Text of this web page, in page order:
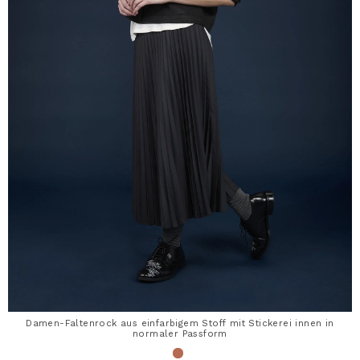
Damen-Faltenrock aus einfarbigem Stoff mit Stickerei innen in
normaler Passform